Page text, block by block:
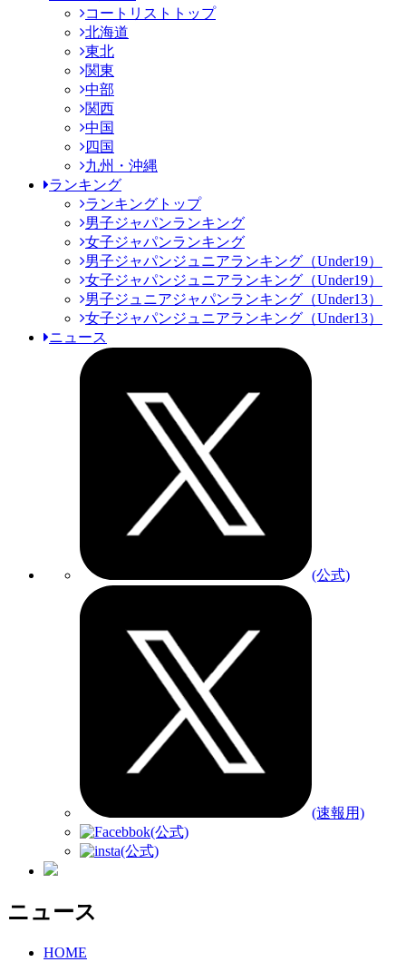
コートリストトップ
北海道
東北
関東
中部
関西
中国
四国
九州・沖縄
ランキング
ランキングトップ
男子ジャパンランキング
女子ジャパンランキング
男子ジャパンジュニアランキング（Under19）
女子ジャパンジュニアランキング（Under19）
男子ジュニアジャパンランキング（Under13）
女子ジャパンジュニアランキング（Under13）
ニュース
(公式)
(速報用)
(公式)
(公式)
ニュース
HOME